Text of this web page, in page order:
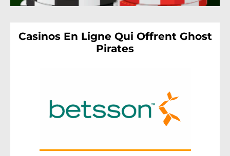
Casinos En Ligne Qui Offrent Ghost
Pirates